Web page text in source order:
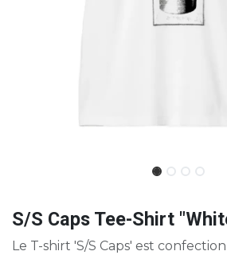
S/S Caps Tee-Shirt
Le T-shirt 'S/S Caps' est